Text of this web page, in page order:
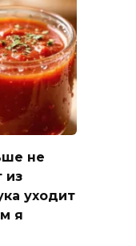
не
из
уходит
я